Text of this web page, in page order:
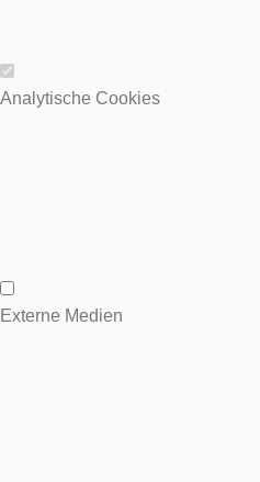
Wesentliche Cookies
Analytische Cookies
Analytische Cookies
Externe Medien